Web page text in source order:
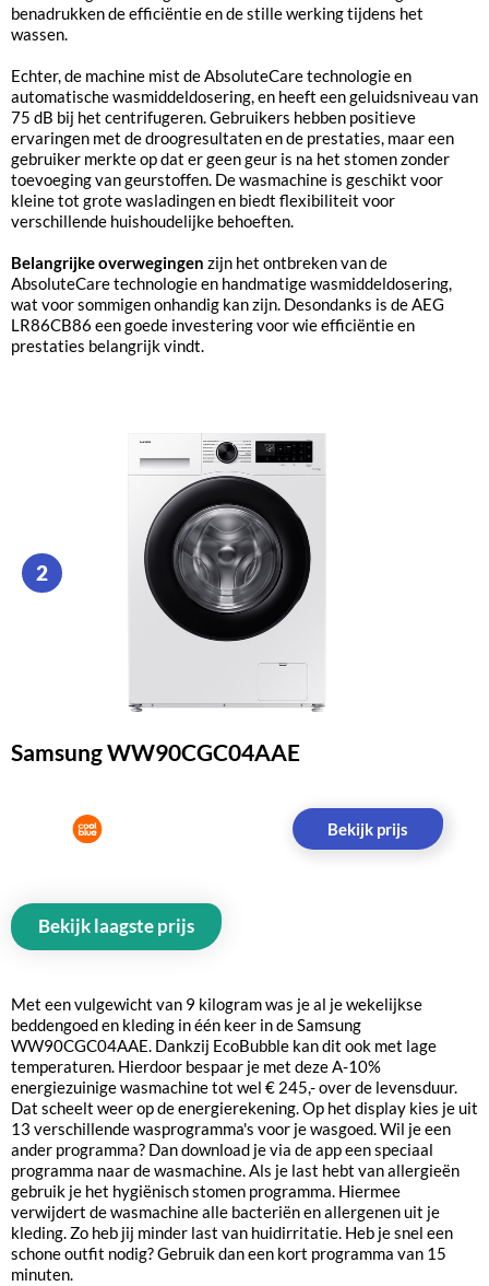
benadrukken de efficiëntie en de stille werking tijdens het
wassen.
Echter, de machine mist de AbsoluteCare technologie en
automatische wasmiddeldosering, en heeft een geluidsniveau van
75 dB bij het centrifugeren. Gebruikers hebben positieve
ervaringen met de droogresultaten en de prestaties, maar een
gebruiker merkte op dat er geen geur is na het stomen zonder
toevoeging van geurstoffen. De wasmachine is geschikt voor
kleine tot grote wasladingen en biedt flexibiliteit voor
verschillende huishoudelijke behoeften.
Belangrijke overwegingen zijn het ontbreken van de
AbsoluteCare technologie en handmatige wasmiddeldosering,
wat voor sommigen onhandig kan zijn. Desondanks is de AEG
LR86CB86 een goede investering voor wie efficiëntie en
prestaties belangrijk vindt.
2
Samsung WW90CGC04AAE
Bekijk prijs
Bekijk laagste prijs
Met een vulgewicht van 9 kilogram was je al je wekelijkse
beddengoed en kleding in één keer in de Samsung
WW90CGC04AAE. Dankzij EcoBubble kan dit ook met lage
temperaturen. Hierdoor bespaar je met deze A-10%
energiezuinige wasmachine tot wel € 245,- over de levensduur.
Dat scheelt weer op de energierekening. Op het display kies je uit
13 verschillende wasprogramma's voor je wasgoed. Wil je een
ander programma? Dan download je via de app een speciaal
programma naar de wasmachine. Als je last hebt van allergieën
gebruik je het hygiënisch stomen programma. Hiermee
verwijdert de wasmachine alle bacteriën en allergenen uit je
kleding. Zo heb jij minder last van huidirritatie. Heb je snel een
schone outfit nodig? Gebruik dan een kort programma van 15
minuten.